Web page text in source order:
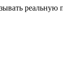
реальную